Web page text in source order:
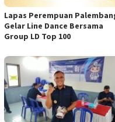
Lapas Perempuan
Gelar Line Dance Bersama
Group LD Top 100